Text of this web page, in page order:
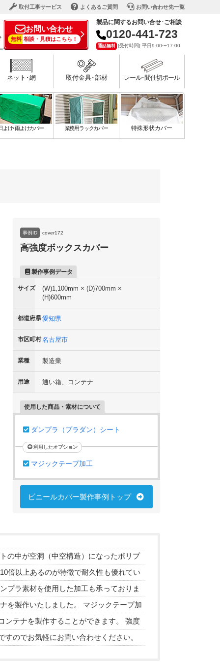
取付工事サービス よくあるご質問 お問い合わせ先一覧
お問い合わせ
無料 相談・見積はこちら！
製品に関するお問い合せ･ご相談
0120-441-723
通話無料 [受付時間] 平日9:00〜17:00
ネット･網 取付金具･部材 レール･間仕切ポール
よけ･雨よけカバー 業務用ラックカバー 特殊形状カバー
事例ID cover172
高強度ボックスカバー
製作事例データ
サイズ
(W)1,100mm × (D)700mm ×
(H)600mm
都道府県愛知県
市区町村名古屋市
業種 製造業
用途 通い箱、コンテナ
使用した商品・素材について
ダンプラ（プラダン）シート
利用したオプション
マジックテープ加工
ビニールカバー製作事例トップ
の中が空洞（中空構造）になったポリプ
倍以上あるのが特徴で耐久性も優れてい
プラ素材を使用した加工も承っておりま
を製作いたしました。 マジックテープ加
ンテナを製作することができます。 強度
のでお気軽にお問い合わせください。